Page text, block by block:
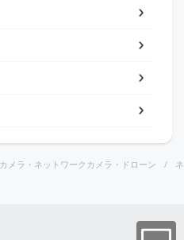
カメラ・ネットワークカメラ・ドローン